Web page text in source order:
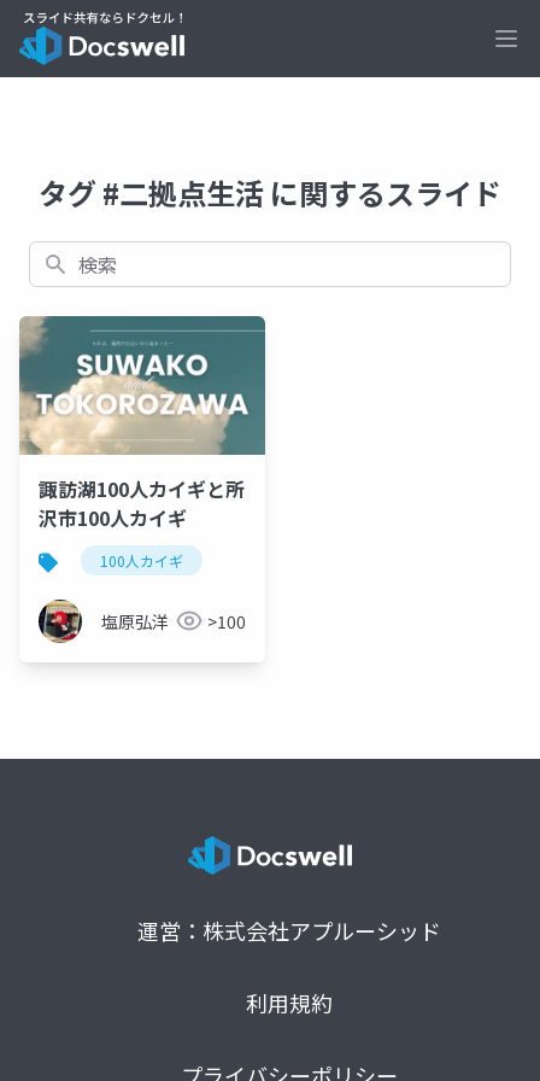
タグ #二拠点生活 に関するスライド
検索
諏訪湖100人カイギと所
沢市100人カイギ
100人カイギ
塩原弘洋 >100
運営：株式会社アプルーシッド
利用規約
プライバシーポリシー